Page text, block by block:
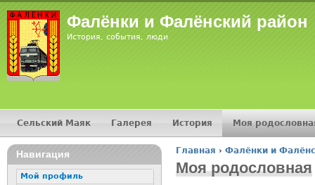
Фалёнки и Фалёнский район
История, события, люди
Вы здесь
Главная › Фалёнки и
Моя родословная
Главное меню
Сельский Маяк Галерея История Моя
16+
Навигация
Мой профиль